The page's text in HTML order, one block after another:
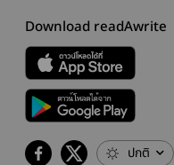
Download readAwrite
ปกติ